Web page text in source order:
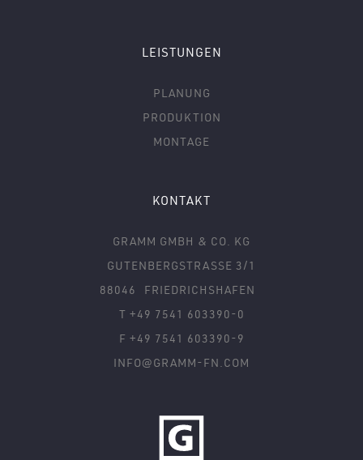
LEISTUNGEN
PLANUNG
PRODUKTION
MONTAGE
KONTAKT
GRAMM GMBH & CO. KG
GUTENBERGSTRASSE 3/1
88046
FRIEDRICHSHAFEN
T +49 7541 603390-0
F +49 7541 603390-9
INFO@GRAMM-FN.COM